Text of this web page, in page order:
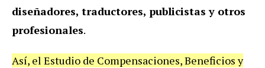
diseñadores, traductores, publicistas y otros
profesionales.
Así, el Estudio de Compensaciones, Beneficios y